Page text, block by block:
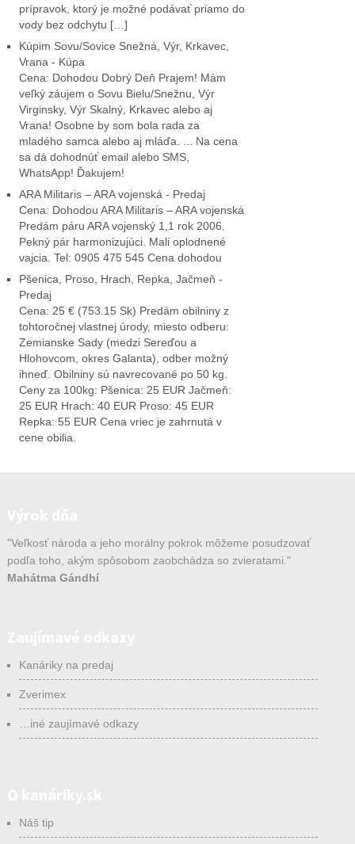
prípravok, ktorý je možné podávať priamo do
vody bez odchytu […]
Kúpim Sovu/Sovice Snežná, Výr, Krkavec,
Vrana - Kúpa
Cena: Dohodou Dobrý Deň Prajem! Mám
veľký záujem o Sovu Bielu/Snežnu, Výr
Virginsky, Výr Skalný, Krkavec alebo aj
Vrana! Osobne by som bola rada za
mladého samca alebo aj mláďa. ... Na cena
sa dá dohodnúť email alebo SMS,
WhatsApp! Ďakujem!
ARA Militaris – ARA vojenská - Predaj
Cena: Dohodou ARA Militaris – ARA vojenská
Predám páru ARA vojenský 1,1 rok 2006.
Pekný pár harmonizujúci. Mali oplodnené
vajcia. Tel: 0905 475 545 Cena dohodou
Pšenica, Proso, Hrach, Repka, Jačmeň -
Predaj
Cena: 25 € (753.15 Sk) Predám obilniny z
tohtoročnej vlastnej úrody, miesto odberu:
Zemianske Sady (medzi Sereďou a
Hlohovcom, okres Galanta), odber možný
ihneď. Obilniny sú navrecované po 50 kg.
Ceny za 100kg: Pšenica: 25 EUR Jačmeň:
25 EUR Hrach: 40 EUR Proso: 45 EUR
Repka: 55 EUR Cena vriec je zahrnutá v
cene obilia.
"Veľkosť národa a jeho morálny pokrok môžeme posudzovať
podľa toho, akým spôsobom zaobchádza so zvieratami."
Mahátma Gándhí
Kanáriky na predaj
Zverimex
…iné zaujímavé odkazy
Náš tip